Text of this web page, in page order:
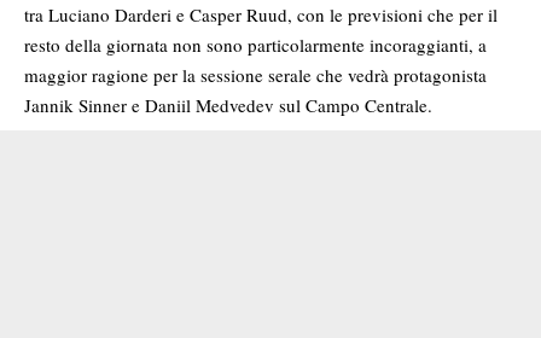
tra Luciano Darderi e Casper Ruud, con le previsioni che per il
resto della giornata non sono particolarmente incoraggianti, a
maggior ragione per la sessione serale che vedrà protagonista
Jannik Sinner e Daniil Medvedev sul Campo Centrale.